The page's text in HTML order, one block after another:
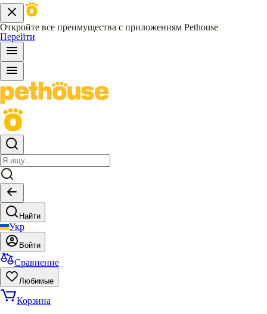
Откройте все преимущества с приложениям Pethouse
Перейти
Найти
Укр
Войти
Сравнение
Любимые
Корзина